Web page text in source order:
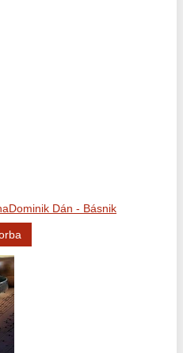
Dominik Dán - Básnik